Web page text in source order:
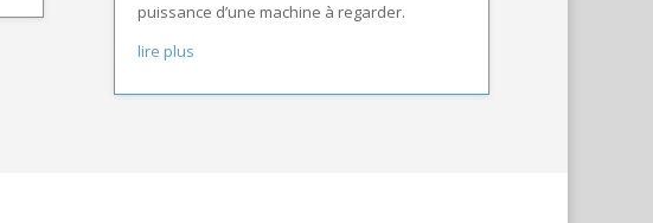
puissance d’une machine à regarder.
lire plus